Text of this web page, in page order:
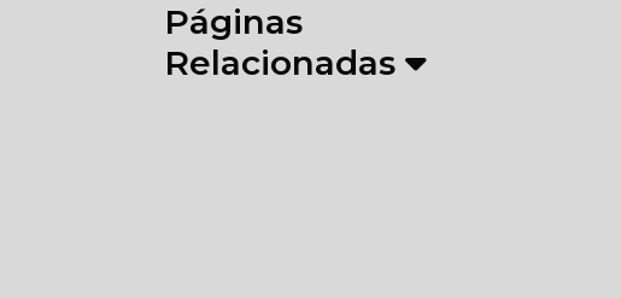
Páginas
Relacionadas